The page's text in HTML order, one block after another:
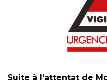
Suite à l’attentat de